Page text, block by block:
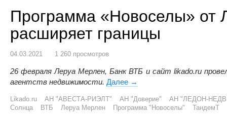
Программа «Новоселы» от
расширяет границы
04.03.2021 1 260 просмотров
26 февраля Леруа Мерлен, Банк ВТБ и сайт likado.ru
агентств недвижимости. Далее Программа «Новоселы»
→
Likado.ru АН "АВЕСТА-РИЭЛТ" АН "Доверие"
АН "ЛЕДОН-
Солнца
ВТБ Леруа Мерлен Программа "Новоселы" ТандемТ